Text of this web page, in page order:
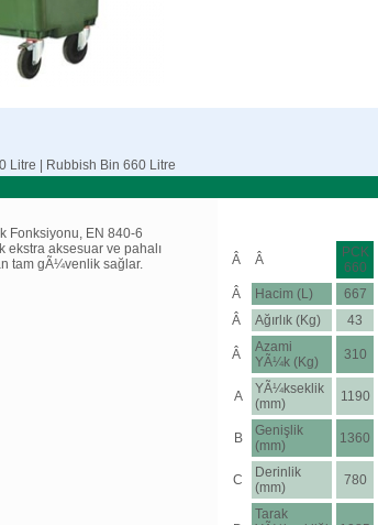
Litre | Rubbish Bin 660 Litre
Fonksiyonu, EN 840-6
ekstra aksesuar ve pahalı
tam gÃ¼venlik sağlar.
Â Â
PCK
660
Â
Hacim (L)
667
Â
Ağırlık (Kg) 43
Â
Azami
YÃ¼k (Kg)
310
A
YÃ¼kseklik
(mm)
1190
B
Genişlik
(mm)
1360
C
Derinlik
(mm)
780
Tarak